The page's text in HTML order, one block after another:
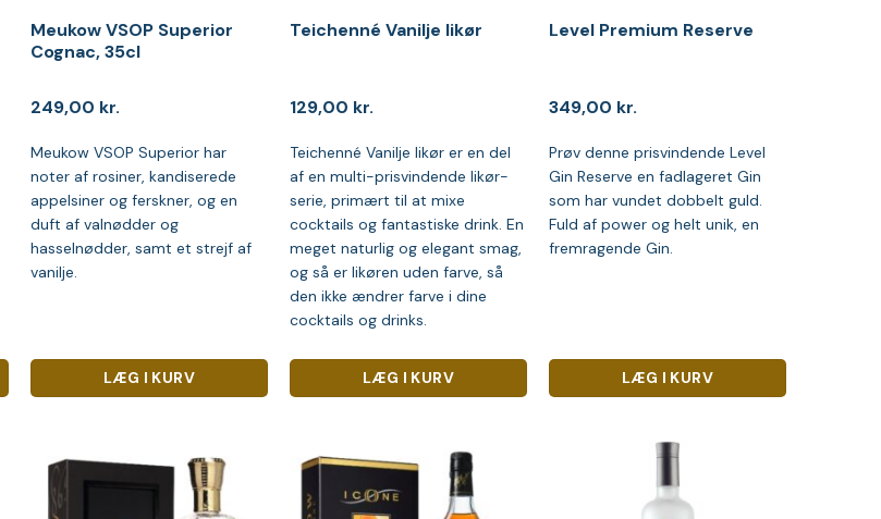
Meukow VSOP Superior
Cognac, 35cl
249,00 kr.
Meukow VSOP Superior har
noter af rosiner, kandiserede
appelsiner og ferskner, og en
duft af valnødder og
hasselnødder, samt et strejf af
vanilje.
LÆG I KURV
Teichenné Vanilje likør
129,00 kr.
Teichenné Vanilje likør er en del
af en multi-prisvindende likør-
serie, primært til at mixe
cocktails og fantastiske drink. En
meget naturlig og elegant smag,
og så er likøren uden farve, så
den ikke ændrer farve i dine
cocktails og drinks.
LÆG I KURV
Level Premium Reserve
349,00 kr.
Prøv denne prisvindende Level
Gin Reserve en fadlageret Gin
som har vundet dobbelt guld.
Fuld af power og helt unik, en
fremragende Gin.
LÆG I KURV